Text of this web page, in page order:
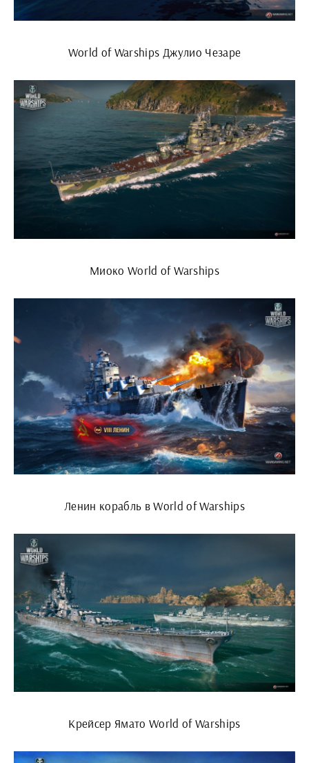
World of Warships Джулио Чезаре
Миоко World of Warships
Ленин корабль в World of Warships
Крейсер Ямато World of Warships